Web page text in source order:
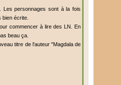
Les personnages sont à la fois
écrite.
commencer à lire des LN. En
beau ça.
titre de l'auteur "Magdala de